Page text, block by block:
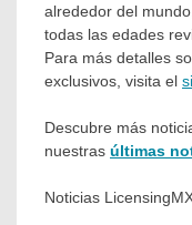
alrededor del
todas las edades
Para más detalles
exclusivos, visita el
Descubre más
nuestras últimas
Noticias